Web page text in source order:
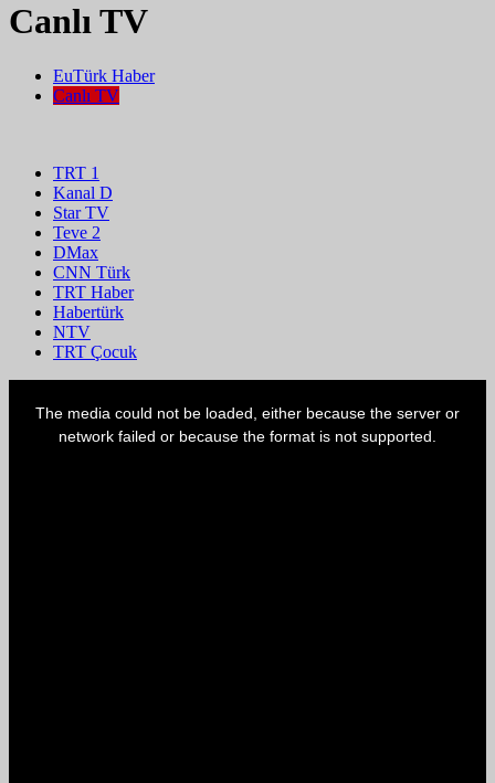
Canlı TV
EuTürk Haber
Canlı TV
TRT 1
Kanal D
Star TV
Teve 2
DMax
CNN Türk
TRT Haber
Habertürk
NTV
TRT Çocuk
The media could not be loaded, either because the server or
network failed or because the format is not supported.